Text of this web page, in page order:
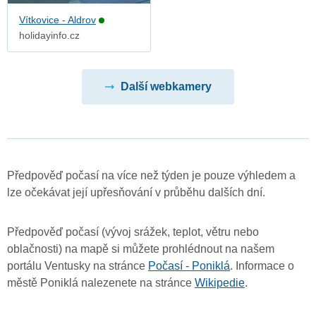
Vítkovice - Aldrov
holidayinfo.cz
Další webkamery
Předpověď počasí na více než týden je pouze výhledem a
lze očekávat její upřesňování v průběhu dalších dní.
Předpověď počasí (vývoj srážek, teplot, větru nebo
oblačnosti) na mapě si můžete prohlédnout na našem
portálu Ventusky na stránce Počasí - Poniklá. Informace o
městě Poniklá nalezenete na stránce Wikipedie.